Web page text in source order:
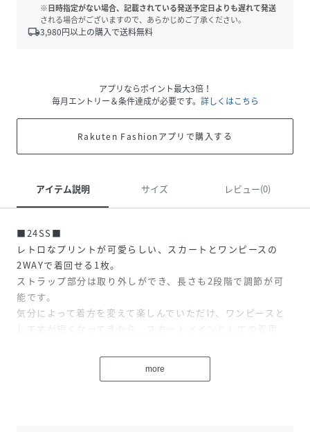
※日時指定がない場合、記載されている発送予定日よりも遅れて発送
される場合がございますので、あらかじめご了承ください。
local_shipping3,980円以上の購入で送料無料
アプリならポイント最大3倍！
毎月エントリー＆条件達成が必要です。 詳しくはこちら
Rakuten Fashionアプリで購入する
アイテム説明 サイズ レビュー(0)
■24SS■
レトロなプリントが可愛らしい、スカートとワンピースの
2WAYで着回せる1枚。
ストラップ部分は取り外しができ、長さも2段階で調節が可
能です。
気分によって着方を変えて楽しんでいただけ、ワンピースと
して丈が短くなってきたら、スカートメインとしての着用
more